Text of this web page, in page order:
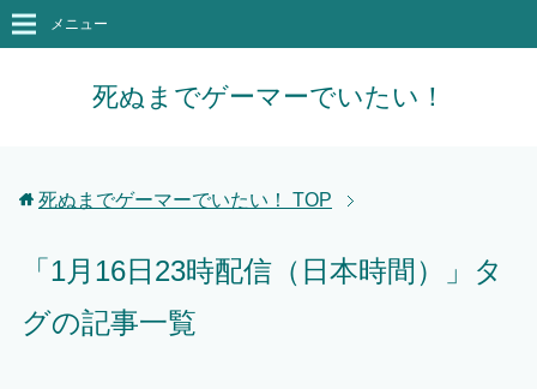
死ぬまでゲーマーでいたい！
メニュー
死ぬまでゲーマーでいたい！ TOP
「1月16日23時配信（日本時間）」タ
グの記事一覧